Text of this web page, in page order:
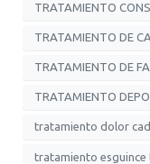
TRATAMIENTO
TRATAMIENTO DE
TRATAMIENTO DE
TRATAMIENTO
tratamiento dolor
tratamiento esguince